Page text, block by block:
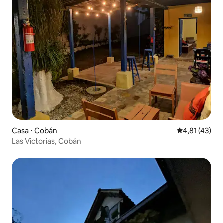
Casa ⋅ Cobán 4,81 de uma
4,81 (43)
Las Victorias, Cobán